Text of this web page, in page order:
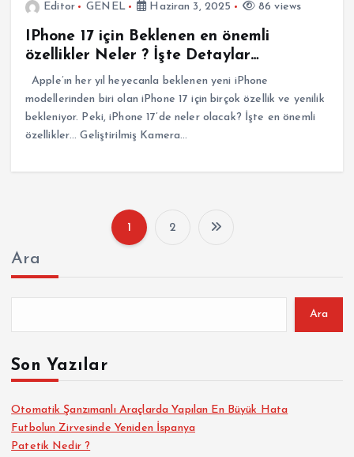
Editor GENEL Haziran 3, 2025 86 views
IPhone 17 için Beklenen en önemli
özellikler Neler ? İşte Detaylar…
Apple’ın her yıl heyecanla beklenen yeni iPhone
modellerinden biri olan iPhone 17 için birçok özellik ve yenilik
bekleniyor. Peki, iPhone 17’de neler olacak? İşte en önemli
özellikler… Geliştirilmiş Kamera…
s
a
1 2
Ara
Ara
Son Yazılar
Otomatik Şanzımanlı Araçlarda Yapılan En Büyük Hata
Futbolun Zirvesinde Yeniden İspanya
Patetik Nedir ?